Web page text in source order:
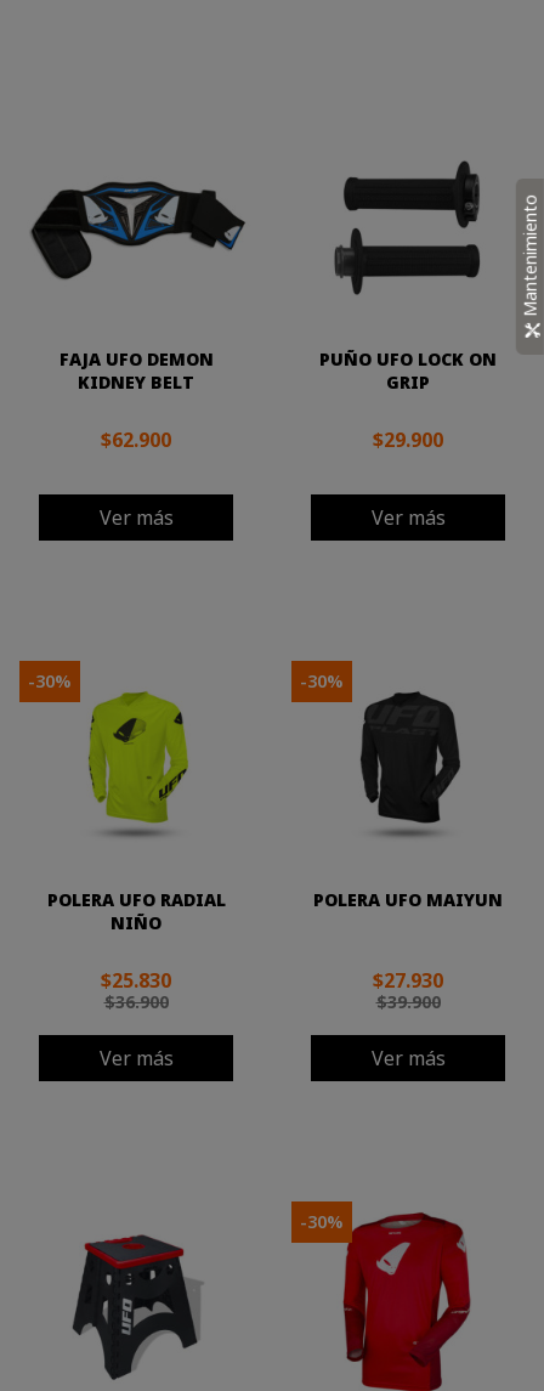
FAJA UFO DEMON
KIDNEY BELT
$62.900
Ver más
PUÑO UFO LOCK ON
GRIP
$29.900
Ver más
POLERA UFO RADIAL
NIÑO
$36.900
$25.830
Ver más
-30%
POLERA UFO MAIYUN
$39.900
$27.930
Ver más
-30%
-30%
Mantenimiento